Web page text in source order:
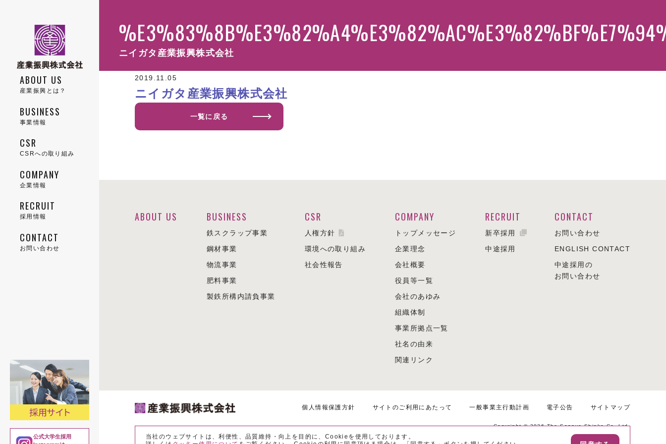
ABOUT US
産業振興とは？
BUSINESS
事業情報
BUSINESS
鉄スクラップ事業
CSR
CSRへの取り組み
COMPANY
企業情報
COMPANY
会社概要
RECRUIT
採用情報
CONTACT
お問い合わせ
公式大学生採用
ニイガタ産業振興株式会社
2019.11.05
ニイガタ産業振興株式会社
一覧に戻る
当社のウェブサイトは、利便性、品質維持・向上を目的に、Cookieを使用しております。
ABOUT US BUSINESS
鉄スクラップ事業
鋼材事業
物流事業
肥料事業
製鉄所構内請負事業
CSR
人権方針
環境への取り組み
社会性報告
COMPANY
トップメッセージ
企業理念
会社概要
役員等一覧
会社のあゆみ
組織体制
事業所拠点一覧
社名の由来
関連リンク
RECRUIT
新卒採用
中途採用
CONTACT
お問い合わせ
ENGLISH CONTACT
中途採用の
お問い合わせ
個人情報保護方針 サイトのご利用にあたって 一般事業主行動計画 電子公告 サイトマップ
Copyright ©2026 The Sangyo Shinko Co.,Ltd.